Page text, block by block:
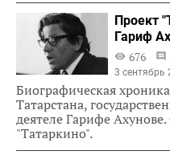
Проект
Гариф
676
3 сентябрь
Биографическая
Татарстана,
деятеле Гарифе
"Татаркино".